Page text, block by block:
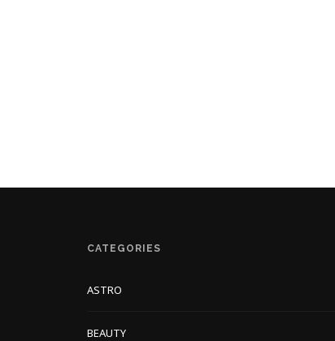
CATEGORIES
ASTRO
BEAUTY